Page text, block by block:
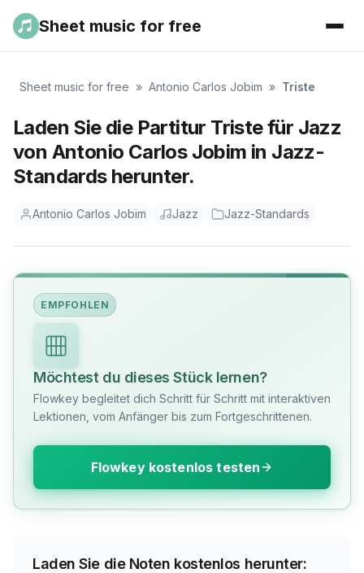
Sheet music for free
Sheet music for free » Antonio Carlos Jobim » Triste
Laden Sie die Partitur Triste für Jazz
von Antonio Carlos Jobim in Jazz-
Standards herunter.
Antonio Carlos Jobim Jazz Jazz-Standards
EMPFOHLEN
Möchtest du dieses Stück lernen?
Flowkey begleitet dich Schritt für Schritt mit interaktiven
Lektionen, vom Anfänger bis zum Fortgeschrittenen.
Flowkey kostenlos testen
Laden Sie die Noten kostenlos herunter: